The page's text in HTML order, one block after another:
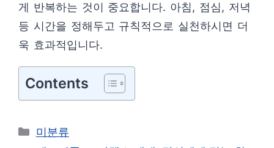
게 반복하는 것이 중요합니다. 아침, 점심, 저녁
등 시간을 정해두고 규칙적으로 실천하시면 더
욱 효과적입니다.
Contents
카
미분류